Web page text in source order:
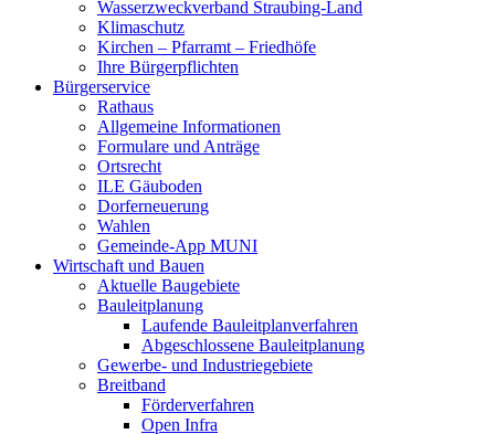
Wasserzweckverband Straubing-Land
Klimaschutz
Kirchen – Pfarramt – Friedhöfe
Ihre Bürgerpflichten
Bürgerservice
Rathaus
Allgemeine Informationen
Formulare und Anträge
Ortsrecht
ILE Gäuboden
Dorferneuerung
Wahlen
Gemeinde-App MUNI
Wirtschaft und Bauen
Aktuelle Baugebiete
Bauleitplanung
Laufende Bauleitplanverfahren
Abgeschlossene Bauleitplanung
Gewerbe- und Industriegebiete
Breitband
Förderverfahren
Open Infra